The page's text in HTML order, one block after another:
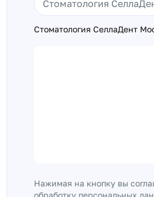
Стоматология СеллаДент
Нажимая на кнопку вы
обработку персональных